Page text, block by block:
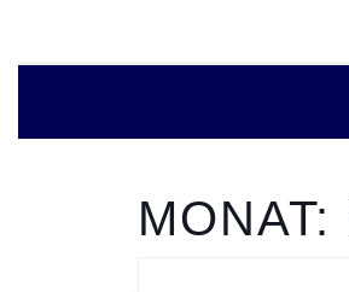
content
content
MONAT: